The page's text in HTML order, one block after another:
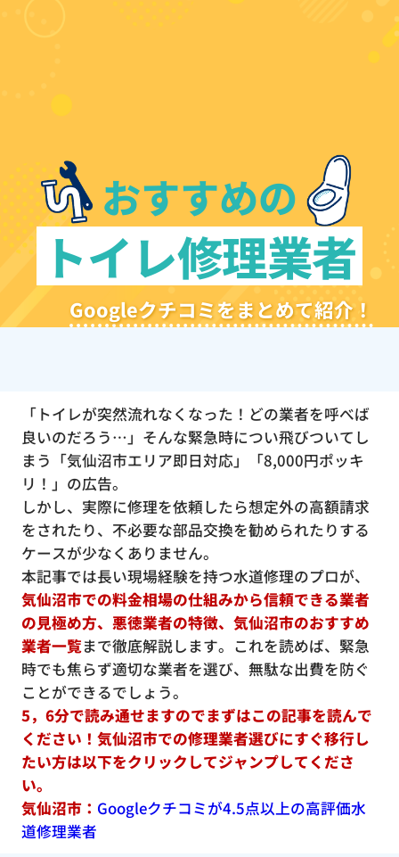
おすすめの
トイレ修理業者
Googleクチコミをまとめて紹介！
「トイレが突然流れなくなった！どの業者を呼べば
良いのだろう…」そんな緊急時につい飛びついてし
まう「気仙沼市エリア即日対応」「8,000円ポッキ
リ！」の広告。
しかし、実際に修理を依頼したら想定外の高額請求
をされたり、不必要な部品交換を勧められたりする
ケースが少なくありません。
本記事では長い現場経験を持つ水道修理のプロが、
気仙沼市での料金相場の仕組みから信頼できる業者
の見極め方、悪徳業者の特徴、気仙沼市のおすすめ
業者一覧まで徹底解説します。これを読めば、緊急
時でも焦らず適切な業者を選び、無駄な出費を防ぐ
ことができるでしょう。
5，6分で読み通せますのでまずはこの記事を読んで
ください！気仙沼市での修理業者選びにすぐ移行し
たい方は以下をクリックしてジャンプしてくださ
い。
気仙沼市： Googleクチコミが4.5点以上の高評価水
道修理業者